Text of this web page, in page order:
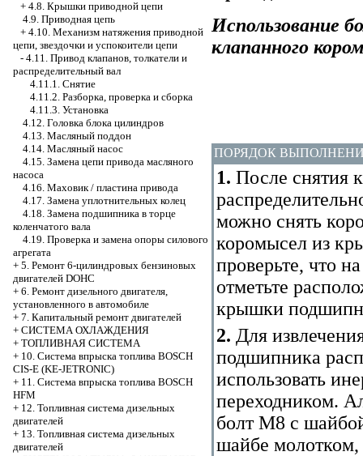
+ 4.8. Крышки приводной цепи
4.9. Приводная цепь
+ 4.10. Механизм натяжения приводной
цепи, звездочки и успокоители цепи
- 4.11. Привод клапанов, толкатели и
распределительный вал
4.11.1. Снятие
4.11.2. Разборка, проверка и сборка
4.11.3. Установка
4.12. Головка блока цилиндров
4.13. Масляный поддон
4.14. Масляный насос
4.15. Замена цепи привода масляного
насоса
4.16. Маховик / пластина привода
4.17. Замена уплотнительных колец
4.18. Замена подшипника в торце
коленчатого вала
4.19. Проверка и замена опоры силового
агрегата
+ 5. Ремонт 6-цилиндровых бензиновых
двигателей DOHC
+ 6. Ремонт дизельного двигателя,
установленного в автомобиле
+ 7. Капитальный ремонт двигателей
+ СИСТЕМА ОХЛАЖДЕНИЯ
+ ТОПЛИВНАЯ СИСТЕМА
+ 10. Система впрыска топлива BOSCH
CIS-E (KE-JETRONIC)
+ 11. Система впрыска топлива BOSCH
HFM
+ 12. Топливная система дизельных
двигателей
+ 13. Топливная система дизельных
двигателей
Использование
клапанного
ПОРЯДОК
1. После снятия
можно снять
коромысел из
проверьте, что
отметьте
крышки
2. Для
подшипника
использовать
переходником.
болт М8 с
шайбе молотком,